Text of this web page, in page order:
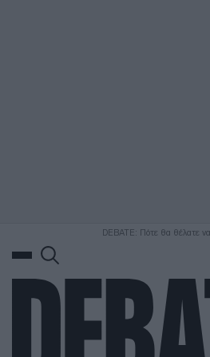
DEBATE: Πότε θα θέλατε να